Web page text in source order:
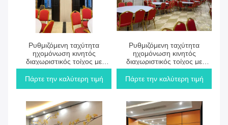
Ρυθμιζόμενη ταχύτητα
ηχομόνωση κινητός
διαχωριστικός τοίχος με
μεγάλη ευελιξία για ανοικτά
περιβάλλοντα
Πάρτε την καλύτερη τιμή
Ρυθμιζόμενη ταχύτητα
ηχομόνωση κινητός
διαχωριστικός τοίχος με
μεγάλη ευελιξία για
επαγγελματικό χώρο
Πάρτε την καλύτερη τιμή